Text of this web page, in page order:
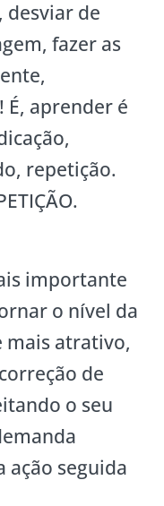
desviar de
fazer as
aprender é
repetição.
importante
o nível da
mais atrativo,
de
o seu
ação seguida